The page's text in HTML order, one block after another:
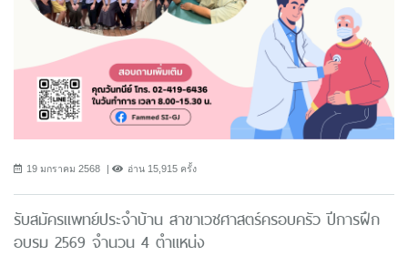
19 มกราคม 2568 อ่าน 15,915 ครั้ง
รับสมัครแพทย์ประจำบ้าน สาขาเวชศาสตร์ครอบครัว ปีการฝึก
อบรม 2569 จำนวน 4 ตำแหน่ง